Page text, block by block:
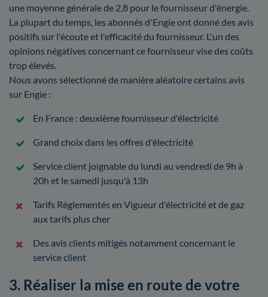
une moyenne générale de 2,8 pour le fournisseur d'énergie.
La plupart du temps, les abonnés d'Engie ont donné des avis
positifs sur l'écoute et l'efficacité du fournisseur. L'un des
opinions négatives concernant ce fournisseur vise des coûts
trop élevés.
Nous avons sélectionné de manière aléatoire certains avis
sur Engie :
En France : deuxième fournisseur d'électricité
Grand choix dans les offres d'électricité
Service client joignable du lundi au vendredi de 9h à
20h et le samedi jusqu'à 13h
Tarifs Réglementés en Vigueur d'électricité et de gaz
aux tarifs plus cher
Des avis clients mitigés notamment concernant le
service client
3. Réaliser la mise en route de votre